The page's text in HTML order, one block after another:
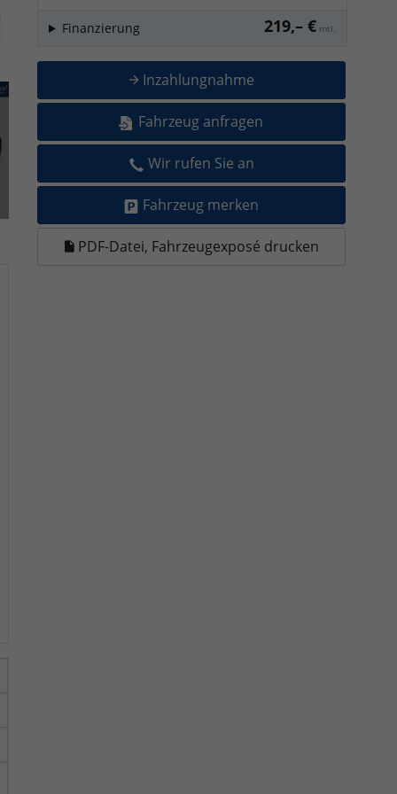
219,– € mtl.
Finanzierung
Inzahlungnahme
Fahrzeug anfragen
Wir rufen Sie an
Fahrzeug merken
PDF-Datei, Fahrzeugexposé drucken